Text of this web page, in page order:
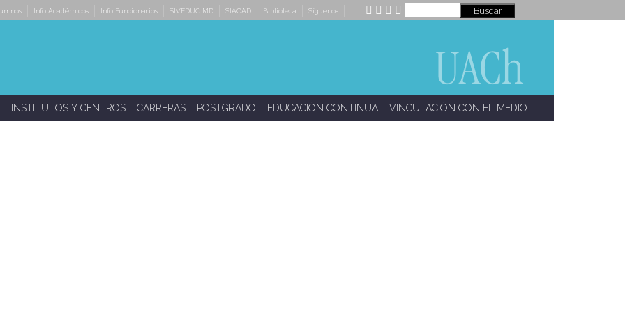
Info Académicos Info Funcionarios SIVEDUC MD SIACAD Biblioteca Síguenos
INSTITUTOS Y CENTROS CARRERAS POSTGRADO EDUCACIÓN CONTINUA VINCULACIÓN CON EL MEDIO